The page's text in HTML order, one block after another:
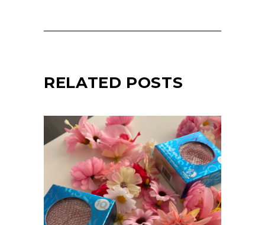
RELATED POSTS